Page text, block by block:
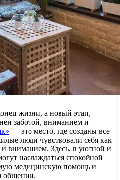
жизни, а новый этап,
заботой, вниманием и
— это место, где созданы все
люди чувствовали себя как
вниманием. Здесь, в уютной и
наслаждаться спокойной
медицинскую помощь и
общении.